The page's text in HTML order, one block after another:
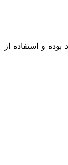
و استفاده از